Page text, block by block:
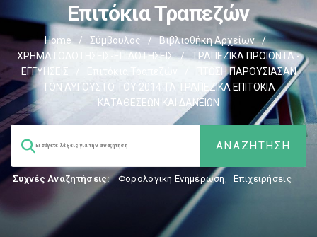
Επιτόκια Τραπεζών
Home / Σύμβουλος / Βιβλιοθήκη Αρχείων
/
ΧΡΗΜΑΤΟΔΟΤΗΣΕΙΣ-ΕΠΙΔΟΤΗΣΕΙΣ
/
ΤΡΑΠΕΖΙΚΑ ΠΡΟΙΟΝΤΑ -
ΕΓΓΥΗΣΕΙΣ
ΠΤΩΣΗ ΠΑΡΟΥΣΙΑΣΑΝ
ΤΟΝ ΑΥΓΟΥΣΤΟ ΤΟΥ 2014 ΤΑ ΤΡΑΠΕΖΙΚΑ ΕΠΙΤΟΚΙΑ
ΚΑΤΑΘΕΣΕΩΝ ΚΑΙ ΔΑΝΕΙΩΝ
Συχνές Αναζητήσεις: Φορολογικη Ενημέρωση, Επιχειρήσεις